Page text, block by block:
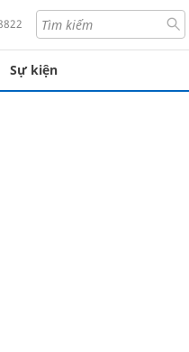
Sự kiện